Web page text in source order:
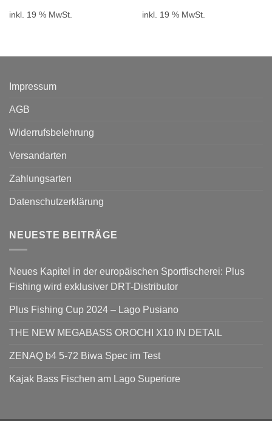
inkl. 19 % MwSt. inkl. 19 % MwSt.
Impressum
AGB
Widerrufsbelehrung
Versandarten
Zahlungsarten
Datenschutzerklärung
NEUESTE BEITRÄGE
Neues Kapitel in der europäischen Sportfischerei: Plus
Fishing wird exklusiver DRT-Distributor
Plus Fishing Cup 2024 – Lago Pusiano
THE NEW MEGABASS OROCHI X10 IN DETAIL
ZENAQ b4 5-72 Biwa Spec im Test
Kajak Bass Fischen am Lago Superiore